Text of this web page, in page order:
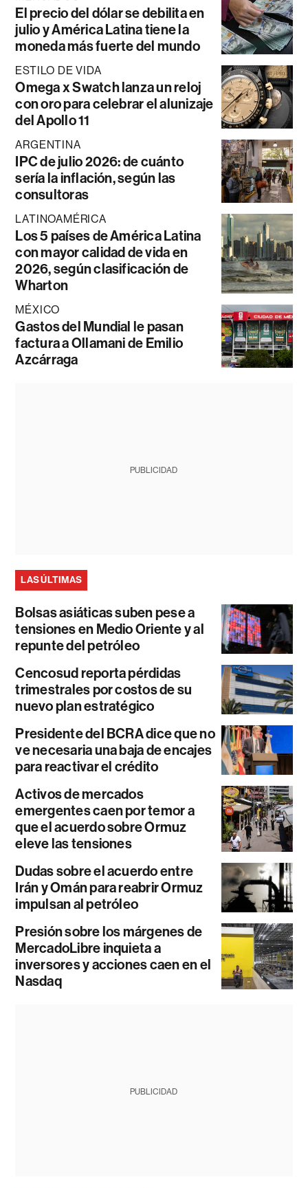
El precio del dólar se debilita en
julio y América Latina tiene la
moneda más fuerte del mundo
ESTILO DE VIDA
Omega x Swatch lanza un reloj
con oro para celebrar el alunizaje
del Apollo 11
ARGENTINA
IPC de julio 2026: de cuánto
sería la inflación, según las
consultoras
LATINOAMÉRICA
Los 5 países de América Latina
con mayor calidad de vida en
2026, según clasificación de
Wharton
MÉXICO
Gastos del Mundial le pasan
factura a Ollamani de Emilio
Azcárraga
PUBLICIDAD
LAS ÚLTIMAS
Bolsas asiáticas suben pese a
tensiones en Medio Oriente y al
repunte del petróleo
Cencosud reporta pérdidas
trimestrales por costos de su
nuevo plan estratégico
Presidente del BCRA dice que no
ve necesaria una baja de encajes
para reactivar el crédito
Activos de mercados
emergentes caen por temor a
que el acuerdo sobre Ormuz
eleve las tensiones
Dudas sobre el acuerdo entre
Irán y Omán para reabrir Ormuz
impulsan al petróleo
Presión sobre los márgenes de
MercadoLibre inquieta a
inversores y acciones caen en el
Nasdaq
PUBLICIDAD